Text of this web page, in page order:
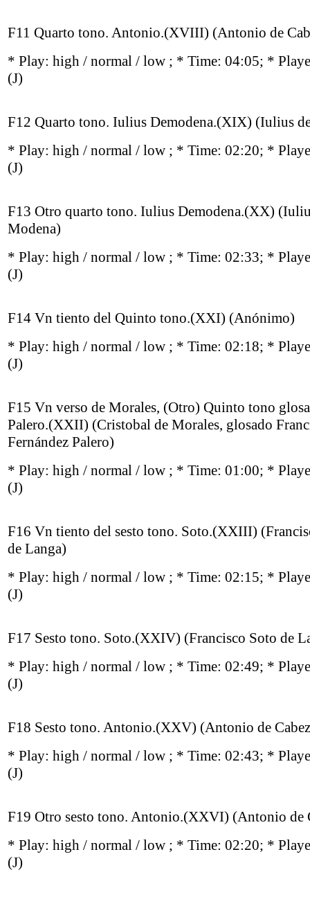
F11 Quarto tono. Antonio.(XVIII) (Antonio de
* Play: high / normal / low ; * Time: 04:05; *
(J)
F12 Quarto tono. Iulius Demodena.(XIX) (Iulius
* Play: high / normal / low ; * Time: 02:20; *
(J)
F13 Otro quarto tono. Iulius Demodena.(XX)
Modena)
* Play: high / normal / low ; * Time: 02:33; *
(J)
F14 Vn tiento del Quinto tono.(XXI) (Anónimo)
* Play: high / normal / low ; * Time: 02:18; *
(J)
F15 Vn verso de Morales, (Otro) Quinto tono
Palero.(XXII) (Cristobal de Morales, glosado
Fernández Palero)
* Play: high / normal / low ; * Time: 01:00; *
(J)
F16 Vn tiento del sesto tono. Soto.(XXIII)
de Langa)
* Play: high / normal / low ; * Time: 02:15; *
(J)
F17 Sesto tono. Soto.(XXIV) (Francisco Soto de
* Play: high / normal / low ; * Time: 02:49; *
(J)
F18 Sesto tono. Antonio.(XXV) (Antonio de
* Play: high / normal / low ; * Time: 02:43; *
(J)
F19 Otro sesto tono. Antonio.(XXVI) (Antonio de
* Play: high / normal / low ; * Time: 02:20; *
(J)